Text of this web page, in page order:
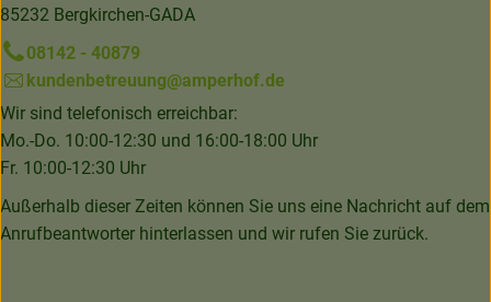
85232 Bergkirchen-GADA
08142 - 40879
kundenbetreuung@amperhof.de
Wir sind telefonisch erreichbar:
Mo.-Do. 10:00-12:30 und 16:00-18:00 Uhr
Fr. 10:00-12:30 Uhr
Außerhalb dieser Zeiten können Sie uns eine Nachricht auf dem
Anrufbeantworter hinterlassen und wir rufen Sie zurück.